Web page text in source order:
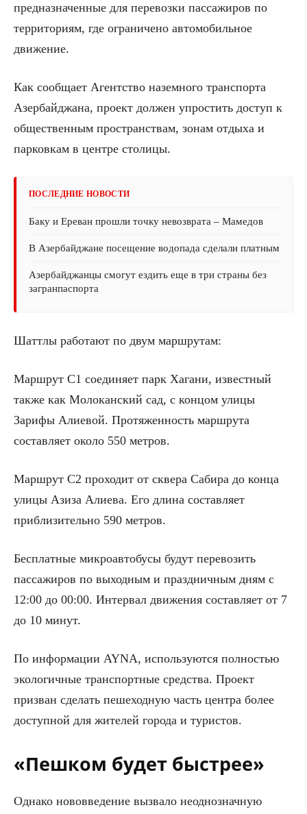
предназначенные для перевозки пассажиров по
территориям, где ограничено автомобильное
движение.
Как сообщает Агентство наземного транспорта
Азербайджана, проект должен упростить доступ к
общественным пространствам, зонам отдыха и
парковкам в центре столицы.
ПОСЛЕДНИЕ НОВОСТИ
Баку и Ереван прошли точку невозврата – Мамедов
В Азербайджане посещение водопада сделали платным
Азербайджанцы смогут ездить еще в три страны без
загранпаспорта
Шаттлы работают по двум маршрутам:
Маршрут C1 соединяет парк Хагани, известный
также как Молоканский сад, с концом улицы
Зарифы Алиевой. Протяженность маршрута
составляет около 550 метров.
Маршрут C2 проходит от сквера Сабира до конца
улицы Азиза Алиева. Его длина составляет
приблизительно 590 метров.
Бесплатные микроавтобусы будут перевозить
пассажиров по выходным и праздничным дням с
12:00 до 00:00. Интервал движения составляет от 7
до 10 минут.
По информации AYNA, используются полностью
экологичные транспортные средства. Проект
призван сделать пешеходную часть центра более
доступной для жителей города и туристов.
«Пешком будет быстрее»
Однако нововведение вызвало неоднозначную